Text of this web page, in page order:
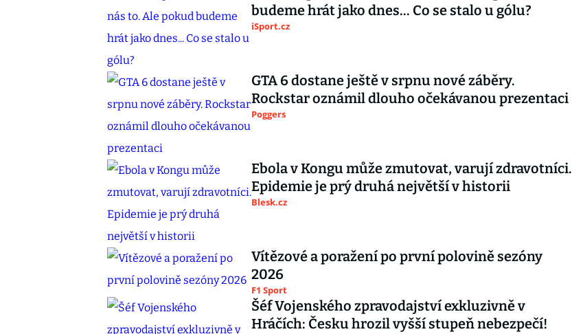
budeme hrát jako dnes... Co se stalo u gólu?
iSport.cz
GTA 6 dostane ještě v srpnu nové záběry.
Rockstar oznámil dlouho očekávanou prezentaci
Poggers
Ebola v Kongu může zmutovat, varují zdravotníci.
Epidemie je prý druhá největší v historii
Blesk.cz
Vítězové a poražení po první polovině sezóny
2026
F1 Sport
Šéf Vojenského zpravodajství exkluzivně v
Hráčích: Česku hrozil vyšší stupeň nebezpečí!